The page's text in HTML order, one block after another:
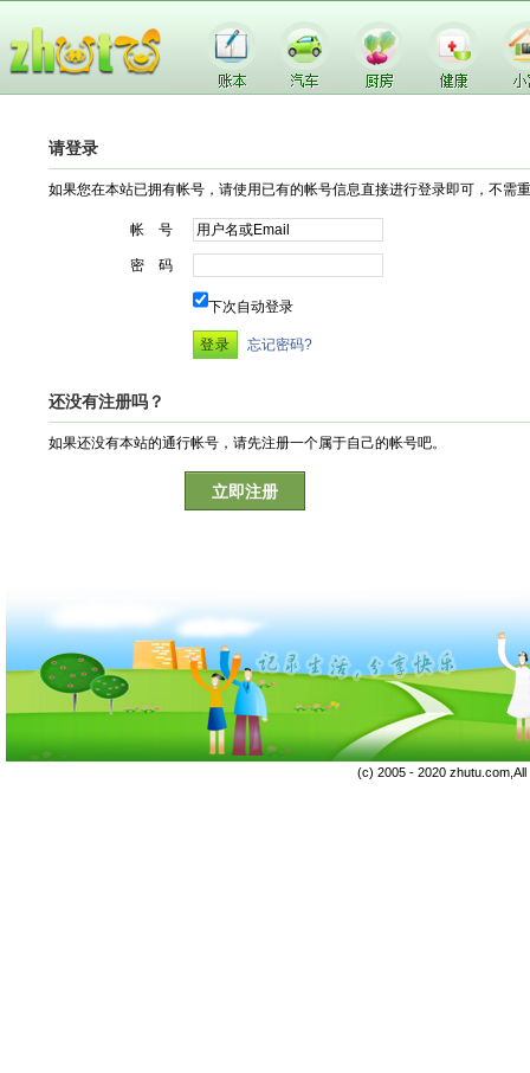
请登录
如果您在本站已拥有帐号，请使用已有的帐号信息直接进行登录即可，不需
帐 号
密 码
下次自动登录
忘记密码?
还没有注册吗？
如果还没有本站的通行帐号，请先注册一个属于自己的帐号吧。
立即注册
(c) 2005 - 2020